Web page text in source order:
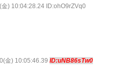
) 10:04:28.24 ID:ohO9rZVq0
金) 10:05:46.39 ID:uNB86sTw0